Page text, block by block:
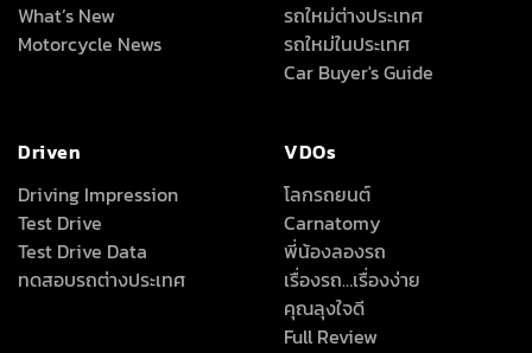
What’s New
Motorcycle News
รถใหม่ต่างประเทศ
รถใหม่ในประเทศ
Car Buyer's Guide
Driven
Driving Impression
Test Drive
Test Drive Data
ทดสอบรถต่างประเทศ
VDOs
โลกรถยนต์
Carnatomy
พี่น้องลองรถ
เรื่องรถ…เรื่องง่าย
คุณลุงใจดี
Full Review